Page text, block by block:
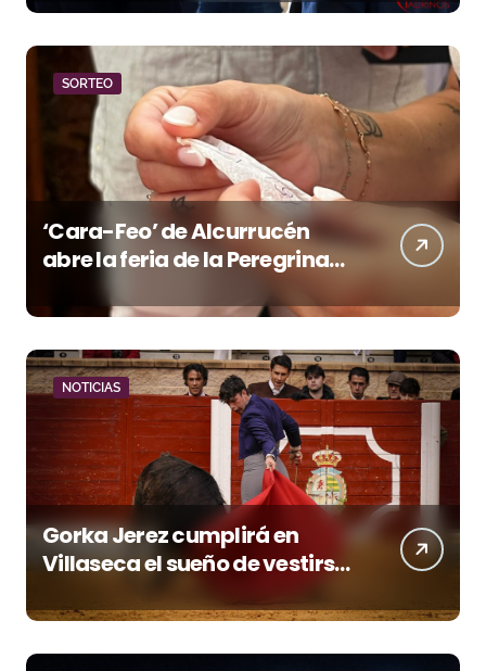
SORTEO
‘Cara-Feo’ de Alcurrucén
abre la feria de la Peregrina
NOTICIAS
Gorka Jerez cumplirá en
Villaseca el sueño de vestirse
de luces ante los suyos